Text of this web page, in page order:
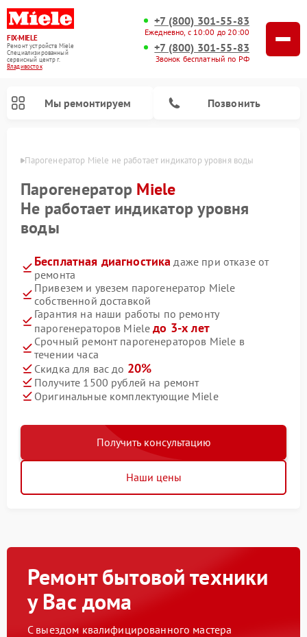
FIX-MIELE
Ремонт устройств Miele
Специализированный
cервисный центр г.
Владивосток
+7 (800) 301-55-83
Ежедневно, с 10:00 до 20:00
+7 (800) 301-55-83
Звонок бесплатный по РФ
Мы ремонтируем Позвонить
Парогенератор Miele не работает индикатор уровня воды
Парогенератор Miele
Не работает индикатор уровня
воды
Бесплатная диагностика даже при отказе от
ремонта
Привезем и увезем парогенератор Miele
собственной доставкой
Гарантия на наши работы по ремонту
парогенераторов Mieleдо 3-х лет
Срочный ремонт парогенераторов Miele в
течении часа
Скидка для вас до 20%
Получите 1500 рублей на ремонт
Оригинальные комплектующие Miele
Получить консультацию
Наши цены
Ремонт бытовой техники
у Вас дома
С выездом квалифицированного мастера